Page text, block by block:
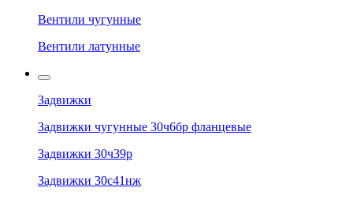
Вентили чугунные
Вентили латунные
Задвижки
Задвижки чугунные 30ч6бр фланцевые
Задвижки 30ч39р
Задвижки 30с41нж